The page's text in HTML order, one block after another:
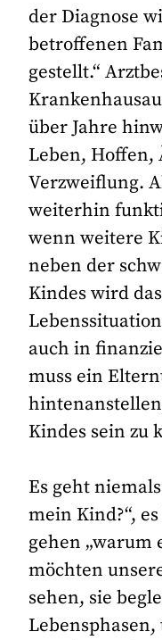
der Diagnose
betroffenen
gestellt.“
über Jahre
Leben, Hoffen,
Verzweiflung.
weiterhin
wenn weitere
neben der
Kindes wird
auch in
muss ein
Kindes sein zu
Es geht
mein Kind?“,
gehen „warum
möchten
sehen, sie